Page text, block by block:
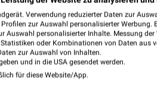
Netto Marken-
Mo. den 03.08.
Gültig von 03. Aug. bis 08. Aug.
📅 Kalendereintrag erstellen
Verwendung reduzierter Daten zur
zur Auswahl personalisierter Werbung.
personalisierter Inhalte. Messung der
oder Kombinationen von Daten aus
zur Auswahl von Inhalten.
und in die USA gesendet werden.
für diese Website/App.